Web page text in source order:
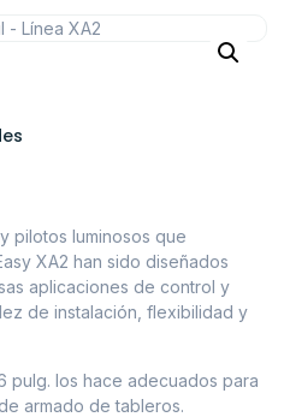
pilotos luminosos que
XA2 han sido diseñados
aplicaciones de control y
de instalación, flexibilidad y
pulg. los hace adecuados para
armado de tableros.